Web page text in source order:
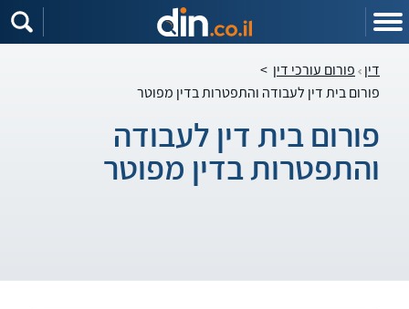
דין פורום עורכי דין >
פורום בית דין לעבודה והתפטרות בדין מפוטר
פורום בית דין לעבודה
והתפטרות בדין מפוטר